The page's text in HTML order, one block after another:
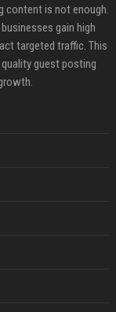
content is not enough.
gain high
targeted traffic. This
guest posting